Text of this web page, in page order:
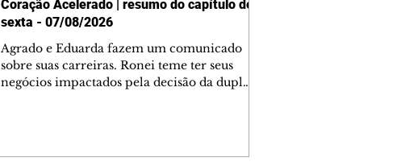
Coração Acelerado | resumo do capítulo de
sexta - 07/08/2026
Agrado e Eduarda fazem um comunicado
sobre suas carreiras. Ronei teme ter seus
negócios impactados pela decisão da dupla.